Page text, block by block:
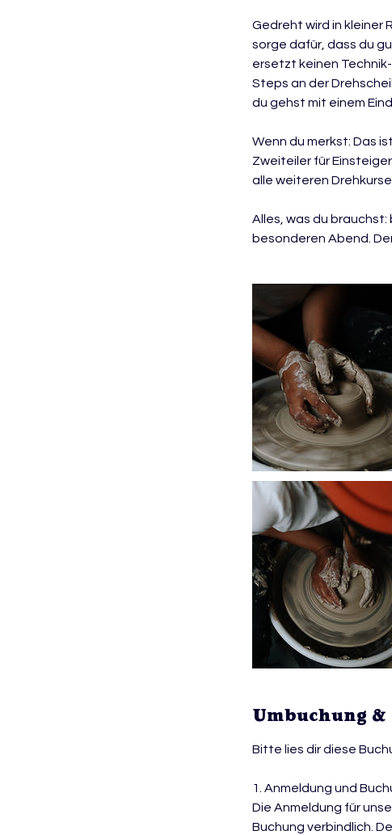
Gedreht wird in kleiner
sorge dafür, dass du
ersetzt keinen
Steps an der
du gehst mit einem
Wenn du merkst: Das
Zweiteiler für
alle weiteren
Alles, was du
besonderen Abend.
Umbuchung
Bitte lies dir diese
1. Anmeldung und
Die Anmeldung für
Buchung verbindlich.